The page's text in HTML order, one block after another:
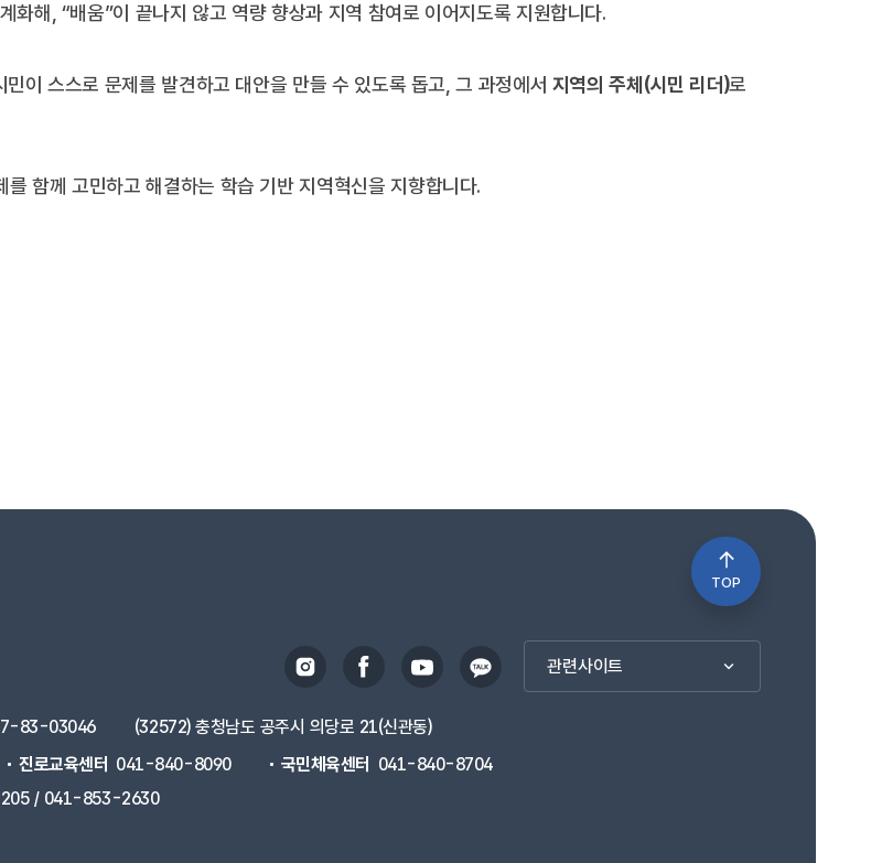
화해, “배움”이 끝나지 않고 역량 향상과 지역 참여로 이어지도록 지원합니다.
이 스스로 문제를 발견하고 대안을 만들 수 있도록 돕고, 그 과정에서 지역의 주체(시민 리더)로
함께 고민하고 해결하는 학습 기반 지역혁신을 지향합니다.
TOP
관련사이트
83-03046
(32572) 충청남도 공주시 의당로 21(신관동)
진로교육센터 041-840-8090 국민체육센터
041-840-8704
/ 041-853-2630